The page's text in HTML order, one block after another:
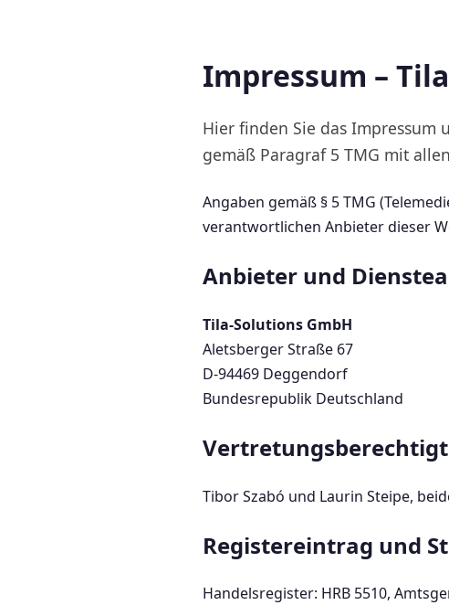
Impressum –
Hier finden Sie das Impressum
gemäß Paragraf 5 TMG mit
Angaben gemäß § 5 TMG
verantwortlichen Anbieter dieser
Anbieter und
Tila-Solutions GmbH
Aletsberger Straße 67
D-94469 Deggendorf
Bundesrepublik Deutschland
Tibor Szabó und Laurin Steipe,
Registereintrag und
Handelsregister: HRB 5510,